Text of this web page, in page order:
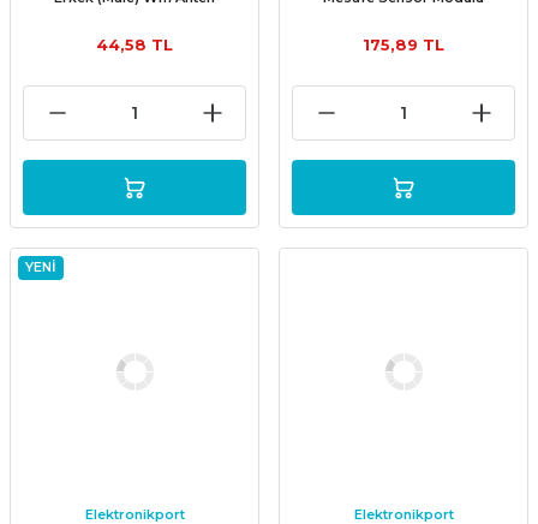
44,58 TL 175,89 TL
YENİ
Elektronikport
Elektronikport